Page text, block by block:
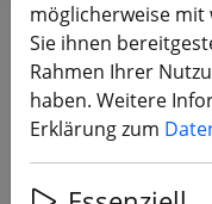
Start Marken
DIREKT ZU
möglicherweise mit
Sie ihnen
Rahmen Ihrer
haben. Weitere
Erklärung zum